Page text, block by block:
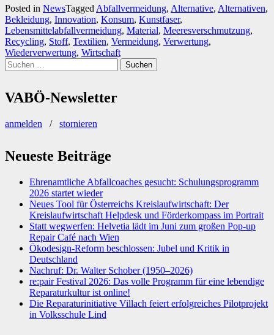
Posted in NewsTagged Abfallvermeidung, Alternative, Alternativen,
Bekleidung, Innovation, Konsum, Kunstfaser,
Lebensmittelabfallvermeidung, Material, Meeresverschmutzung,
Recycling, Stoff, Textilien, Vermeidung, Verwertung,
Wiederverwertung, Wirtschaft
Suchen
nach:
VABÖ-Newsletter
anmelden / stornieren
Neueste Beiträge
Ehrenamtliche Abfallcoaches gesucht: Schulungsprogramm
2026 startet wieder
Neues Tool für Österreichs Kreislaufwirtschaft: Der
Kreislaufwirtschaft Helpdesk und Förderkompass im Portrait
Statt wegwerfen: Helvetia lädt im Juni zum großen Pop-up
Repair Café nach Wien
Ökodesign-Reform beschlossen: Jubel und Kritik in
Deutschland
Nachruf: Dr. Walter Schober (1950–2026)
re:pair Festival 2026: Das volle Programm für eine lebendige
Reparaturkultur ist online!
Die Reparaturinitiative Villach feiert erfolgreiches Pilotprojekt
in Volksschule Lind